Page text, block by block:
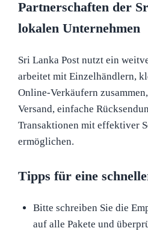
Partnerschaften der
lokalen Unternehmen
Sri Lanka Post nutzt ein
arbeitet mit Einzelhändlern,
Online-Verkäufern
Versand, einfache
Transaktionen mit effektiver
ermöglichen.
Tipps für eine
Bitte schreiben Sie die
auf alle Pakete und